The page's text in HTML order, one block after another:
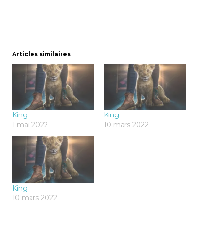
Articles similaires
King
1 mai 2022
King
10 mars 2022
King
10 mars 2022